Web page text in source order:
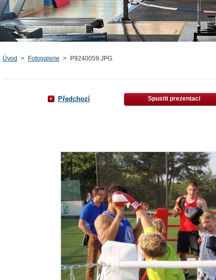
Úvod > Fotogalerie > P9240059.JPG
Předchozí Spustit prezentaci